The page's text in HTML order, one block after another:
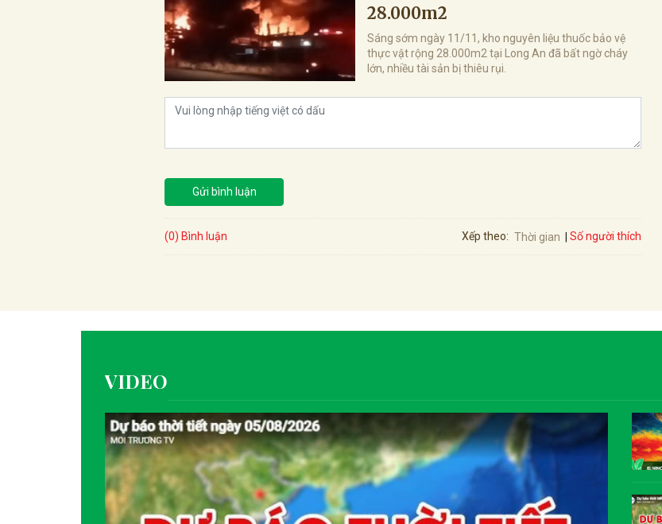
28.000m2
Sáng sớm ngày 11/11, kho nguyên liệu thuốc bảo vệ
thực vật rộng 28.000m2 tại Long An đã bất ngờ cháy
lớn, nhiều tài sản bị thiêu rụi.
Gửi bình luận
(0) Bình luận Xếp theo: Thời gian Số người thích
VIDEO